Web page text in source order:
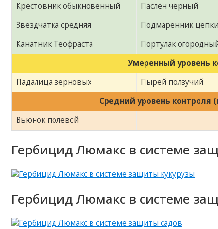
Крестовник обыкновенный
Паслён чёрный
Звездчатка средняя
Подмаренник
Канатник Теофраста
Портулак
Умеренный уровень
Падалица зерновых
Пырей ползучий
Средний уровень контроля
Вьюнок полевой
Гербицид Люмакс в системе
Гербицид Люмакс в системе